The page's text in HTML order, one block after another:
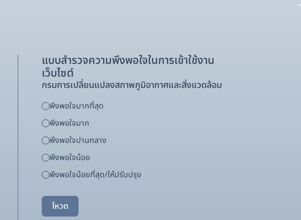
แบบสำรวจความพึงพอใจในการเข้าใช้งาน
เว็บไซต์
กรมการเปลี่ยนแปลงสภาพภูมิอากาศและสิ่งแวดล้อม
พึงพอใจมากที่สุด
พึงพอใจมาก
พึงพอใจปานกลาง
พึงพอใจน้อย
พึงพอใจน้อยที่สุด/ให้ปรับปรุง
โหวต